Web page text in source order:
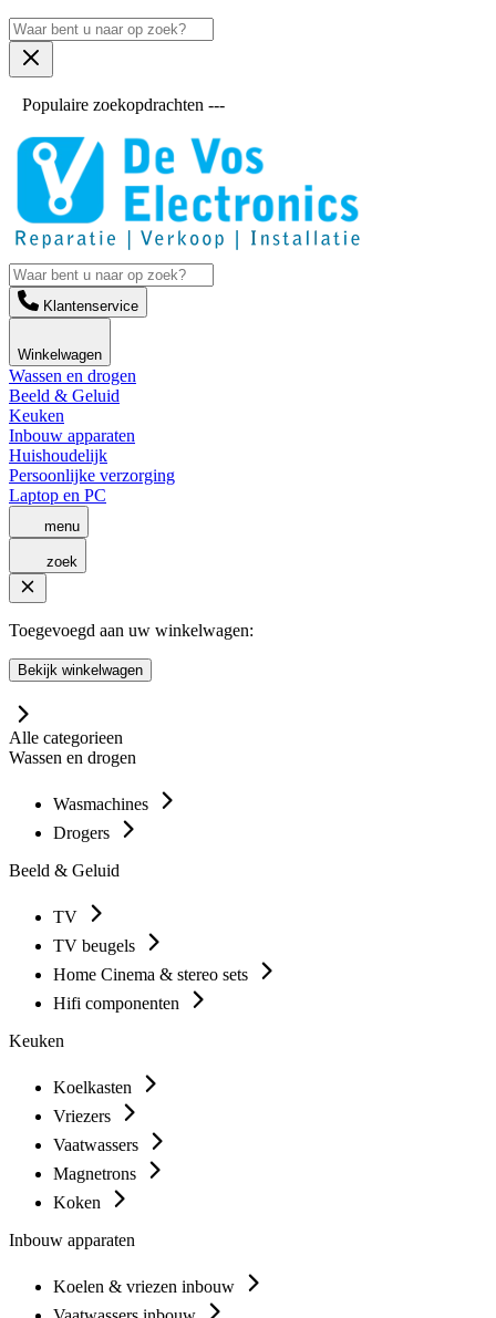
Populaire zoekopdrachten ---
Klantenservice
Winkelwagen
Wassen en drogen
Beeld & Geluid
Keuken
Inbouw apparaten
Huishoudelijk
Persoonlijke verzorging
Laptop en PC
menu
zoek
Toegevoegd aan uw winkelwagen:
Bekijk winkelwagen
Alle categorieen
Wassen en drogen
Wasmachines
Drogers
Beeld & Geluid
TV
TV beugels
Home Cinema & stereo sets
Hifi componenten
Keuken
Koelkasten
Vriezers
Vaatwassers
Magnetrons
Koken
Inbouw apparaten
Koelen & vriezen inbouw